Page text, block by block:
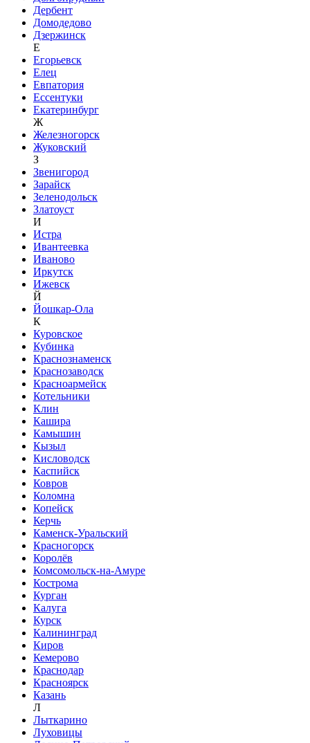
Дербент
Домодедово
Дзержинск
Е
Егорьевск
Елец
Евпатория
Ессентуки
Екатеринбург
Ж
Железногорск
Жуковский
З
Звенигород
Зарайск
Зеленодольск
Златоуст
И
Истра
Ивантеевка
Иваново
Иркутск
Ижевск
Й
Йошкар-Ола
К
Куровское
Кубинка
Краснознаменск
Краснозаводск
Красноармейск
Котельники
Клин
Кашира
Камышин
Кызыл
Кисловодск
Каспийск
Ковров
Коломна
Копейск
Керчь
Каменск-Уральский
Красногорск
Королёв
Комсомольск-на-Амуре
Кострома
Курган
Калуга
Курск
Калининград
Киров
Кемерово
Краснодар
Красноярск
Казань
Л
Лыткарино
Луховицы